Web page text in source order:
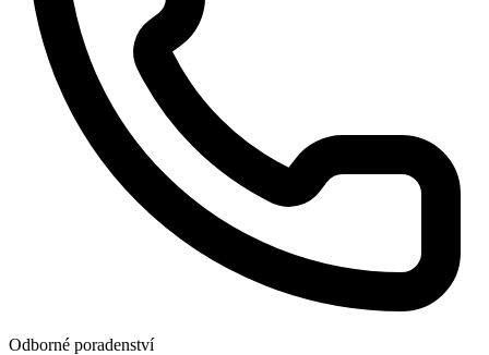
Odborné poradenství